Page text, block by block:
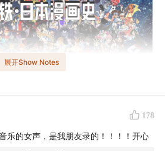
展开Show Notes
178
乐的女声，是我朋友录的！！！！开心